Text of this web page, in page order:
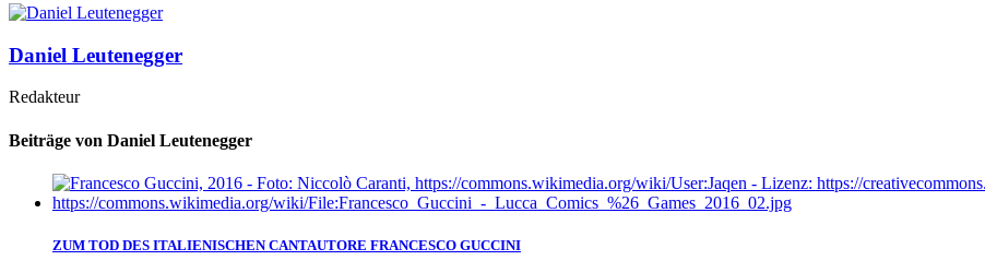
Daniel Leutenegger
Redakteur
Beiträge von Daniel Leutenegger
ZUM TOD DES ITALIENISCHEN CANTAUTORE FRANCESCO GUCCINI